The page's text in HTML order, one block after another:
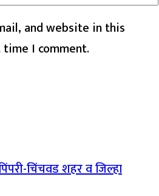
and website in this
I comment.